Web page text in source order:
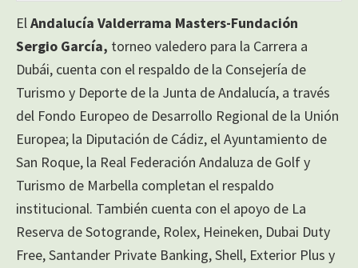
ElAndalucía Valderrama Masters-Fundación
Sergio García, torneo valedero para la Carrera a
Dubái, cuenta con el respaldo de la Consejería de
Turismo y Deporte de la Junta de Andalucía, a través
del Fondo Europeo de Desarrollo Regional de la Unión
Europea; la Diputación de Cádiz, el Ayuntamiento de
San Roque, la Real Federación Andaluza de Golf y
Turismo de Marbella completan el respaldo
institucional. También cuenta con el apoyo de La
Reserva de Sotogrande, Rolex, Heineken, Dubai Duty
Free, Santander Private Banking, Shell, Exterior Plus y